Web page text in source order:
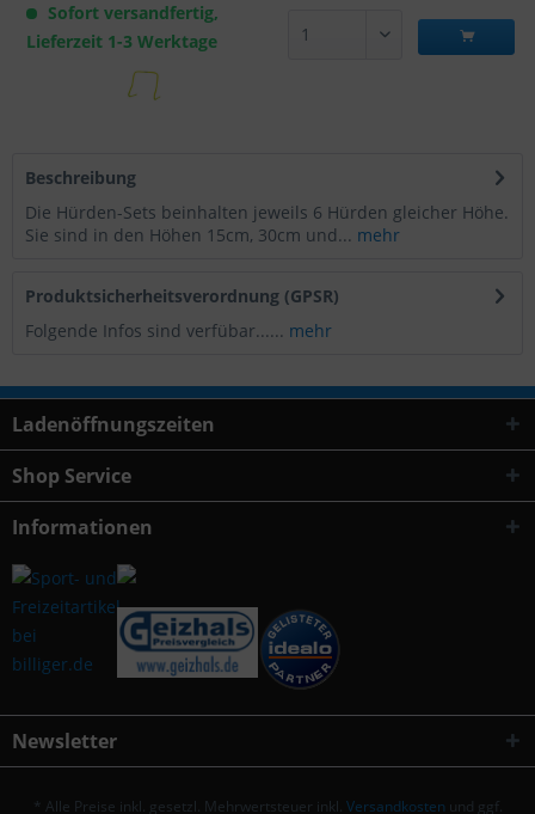
Sofort versandfertig,
Lieferzeit 1-3 Werktage
Beschreibung
Die Hürden-Sets beinhalten jeweils 6 Hürden gleicher Höhe.
Sie sind in den Höhen 15cm, 30cm und... mehr
Produktsicherheitsverordnung (GPSR)
Folgende Infos sind verfübar...... mehr
Ladenöffnungszeiten
Shop Service
Informationen
Newsletter
* Alle Preise inkl. gesetzl. Mehrwertsteuer inkl. Versandkosten und ggf.